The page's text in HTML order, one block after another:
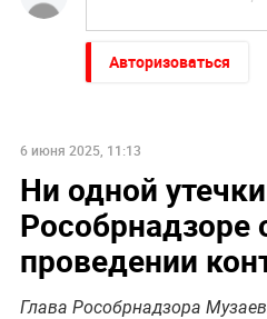
Авторизоваться
6 июня 2025, 11:13
Ни одной
Рособрнадзоре
проведении
Глава Рособрнадзора